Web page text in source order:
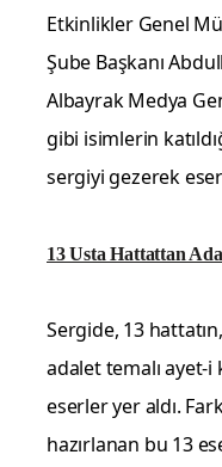
Etkinlikler Genel
Şube Başkanı
Albayrak Medya
gibi isimlerin
sergiyi gezerek
13 Usta Hattattan
Sergide, 13
adalet temalı ayet-
eserler yer aldı.
hazırlanan bu 13